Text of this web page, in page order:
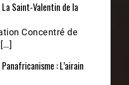
La Saint-Valentin de la
Concentré de
Panafricanisme : L’airain